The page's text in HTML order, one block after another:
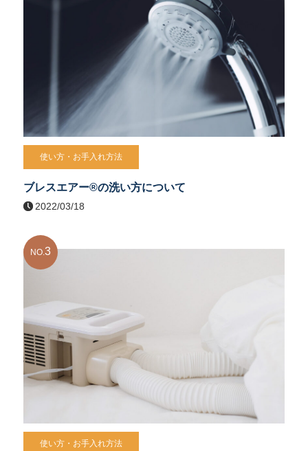
使い方・お手入れ方法
ブレスエアー®の洗い方について
2022/03/18
使い方・お手入れ方法
NO.3